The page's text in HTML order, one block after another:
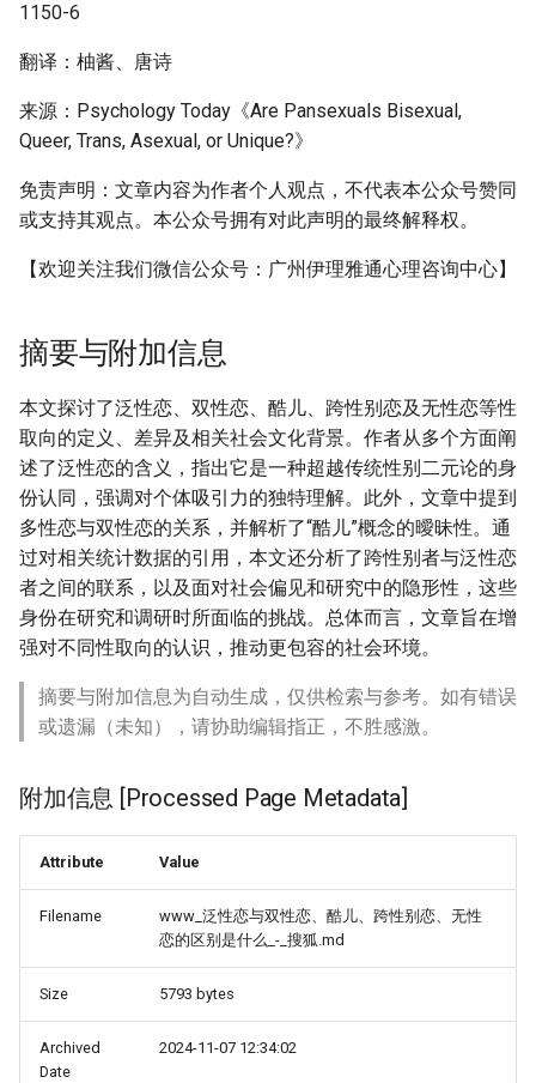
1150-6
翻译：柚酱、唐诗
来源：Psychology Today《Are Pansexuals Bisexual,
Queer, Trans, Asexual, or Unique?》
免责声明：文章内容为作者个人观点，不代表本公众号赞同
或支持其观点。本公众号拥有对此声明的最终解释权。
【欢迎关注我们微信公众号：广州伊理雅通心理咨询中心】
摘要与附加信息
本文探讨了泛性恋、双性恋、酷儿、跨性别恋及无性恋等性
取向的定义、差异及相关社会文化背景。作者从多个方面阐
述了泛性恋的含义，指出它是一种超越传统性别二元论的身
份认同，强调对个体吸引力的独特理解。此外，文章中提到
多性恋与双性恋的关系，并解析了“酷儿”概念的曖昧性。通
过对相关统计数据的引用，本文还分析了跨性别者与泛性恋
者之间的联系，以及面对社会偏见和研究中的隐形性，这些
身份在研究和调研时所面临的挑战。总体而言，文章旨在增
强对不同性取向的认识，推动更包容的社会环境。
摘要与附加信息为自动生成，仅供检索与参考。如有错误
或遗漏（未知），请协助编辑指正，不胜感激。
附加信息 [Processed Page Metadata]
Attribute Value
Filename
www_泛性恋与双性恋、酷儿、跨性别恋、无性
恋的区别是什么_-_搜狐.md
Size 5793 bytes
Archived
Date
2024-11-07 12:34:02